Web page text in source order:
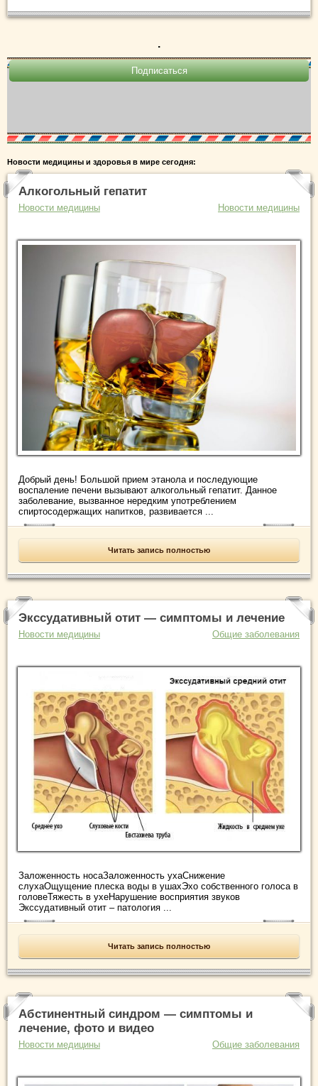
.
Новости медицины и здоровья в мире сегодня:
Алкогольный гепатит
Новости медицины Новости медицины
Добрый день! Большой прием этанола и последующие
воспаление печени вызывают алкогольный гепатит. Данное
заболевание, вызванное нередким употреблением
спиртосодержащих напитков, развивается ...
Читать запись полностью
Экссудативный отит — симптомы и лечение
Новости медицины Общие заболевания
Заложенность носаЗаложенность ухаСнижение
слухаОщущение плеска воды в ушахЭхо собственного голоса в
головеТяжесть в ухеНарушение восприятия звуков
Экссудативный отит – патология ...
Читать запись полностью
Абстинентный синдром — симптомы и
лечение, фото и видео
Новости медицины Общие заболевания